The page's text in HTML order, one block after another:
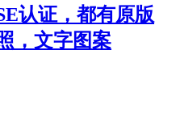
认证，都有原版
，文字图案